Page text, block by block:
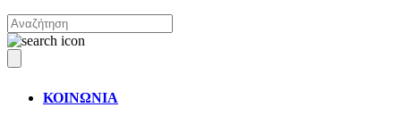
ΚΟΙΝΩΝΙΑ